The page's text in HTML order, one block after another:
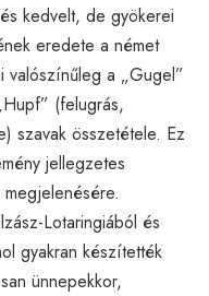
kedvelt, de gyökerei
eredete a német
valószínűleg a „Gugel”
(felugrás,
szavak összetétele. Ez
jellegzetes
Lotaringiából és
gyakran készítették
ünnepekkor,